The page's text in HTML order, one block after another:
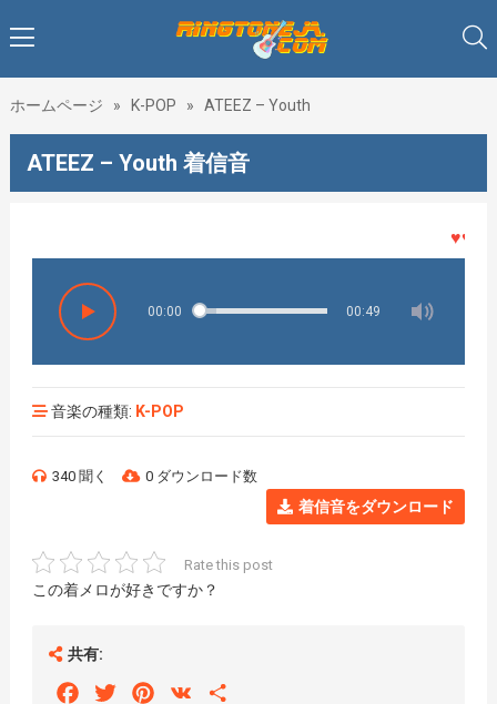
ホームページ » K-POP » ATEEZ – Youth
ATEEZ – Youth 着信音
♥♥♥着
00:00 00:49
音楽の種類: K-POP
340 聞く 0 ダウンロード数
着信音をダウンロード
Rate this post
この着メロが好きですか？
共有:
FacebookTwitterPinterest
VK